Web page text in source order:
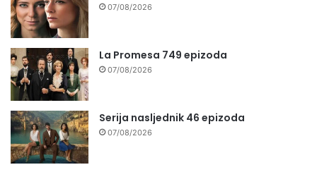
07/08/2026
La Promesa 749 epizoda
07/08/2026
Serija nasljednik 46 epizoda
07/08/2026